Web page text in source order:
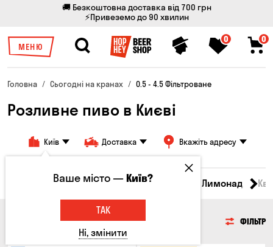
🚚 Безкоштовна доставка від 700 грн
⚡Привеземо до 90 хвилин
МЕНЮ
0 0
Головна Сьогодні на кранах 0.5 - 4.5 Фільтроване
Розливне пиво в Києві
Київ Доставка Вкажіть адресу
Всі товари Пиво Сидр Лимонад
ФІЛЬТР
Ваше місто —Київ?
ТАК
Ні, змінити